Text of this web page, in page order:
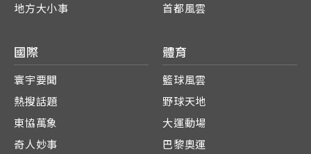
地方大小事
首都風雲
國際
寰宇要聞
熱搜話題
東協萬象
奇人妙事
體育
籃球風雲
野球天地
大運動場
巴黎奧運